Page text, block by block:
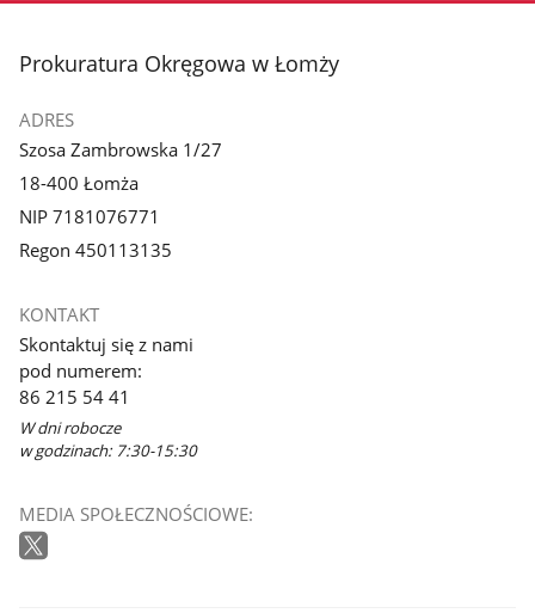
stopka
Prokuratura Okręgowa w Łomży
ADRES
Szosa Zambrowska 1/27
18-400 Łomża
NIP 7181076771
Regon 450113135
KONTAKT
Skontaktuj się z nami
pod numerem:
86 215 54 41
W dni robocze
w godzinach: 7:30-15:30
MEDIA SPOŁECZNOŚCIOWE: